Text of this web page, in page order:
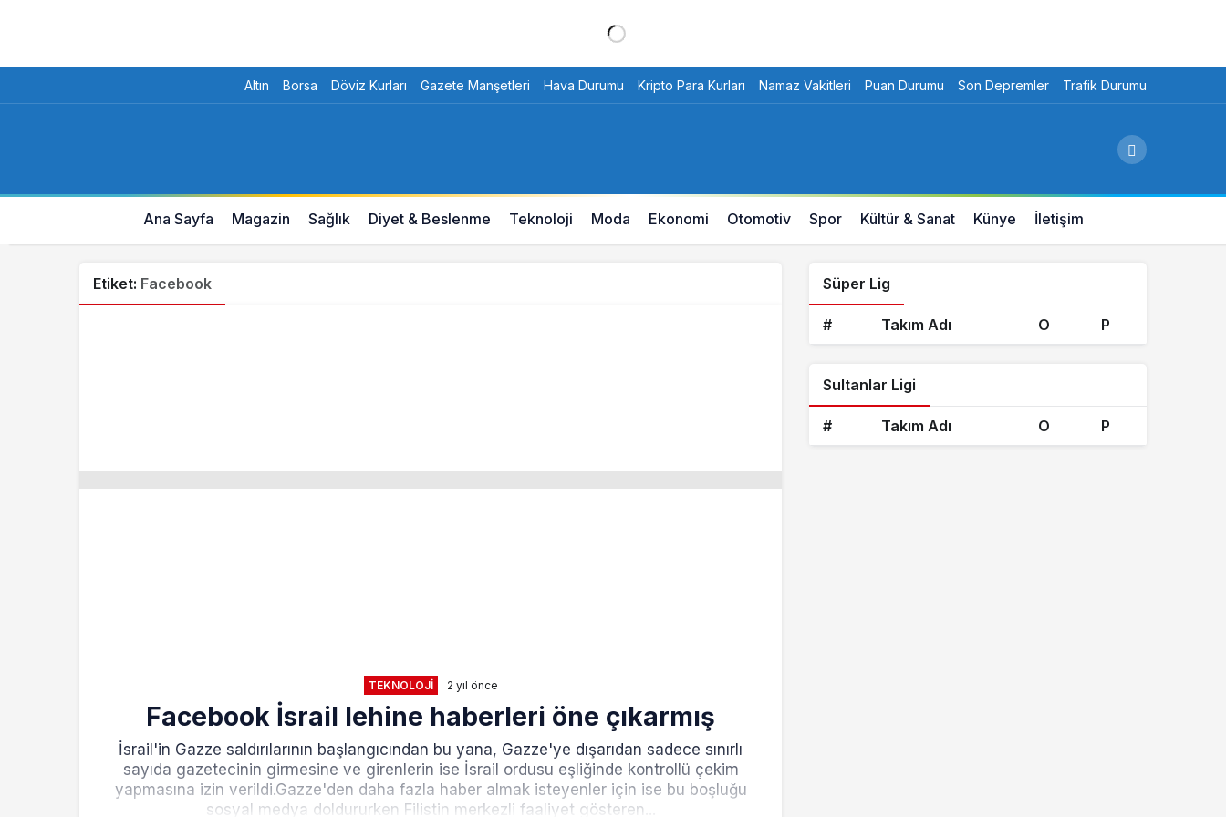
Altın Borsa Döviz Kurları Gazete Manşetleri Hava Durumu Kripto Para Kurları Namaz Vakitleri Puan Durumu Son Depremler Trafik Durumu
Ana Sayfa Magazin Sağlık Diyet & Beslenme Teknoloji Moda Ekonomi Otomotiv Spor Kültür & Sanat Künye İletişim
Etiket: Facebook
TEKNOLOJI 2 yıl önce
Facebook İsrail lehine haberleri öne çıkarmış
İsrail'in Gazze saldırılarının başlangıcından bu yana, Gazze'ye dışarıdan sadece sınırlı
sayıda gazetecinin girmesine ve girenlerin ise İsrail ordusu eşliğinde kontrollü çekim
yapmasına izin verildi.Gazze'den daha fazla haber almak isteyenler için ise bu boşluğu
sosyal medya doldururken Filistin merkezli faaliyet gösteren...
Süper Lig
# Takım Adı O P
Sultanlar Ligi
# Takım Adı O P